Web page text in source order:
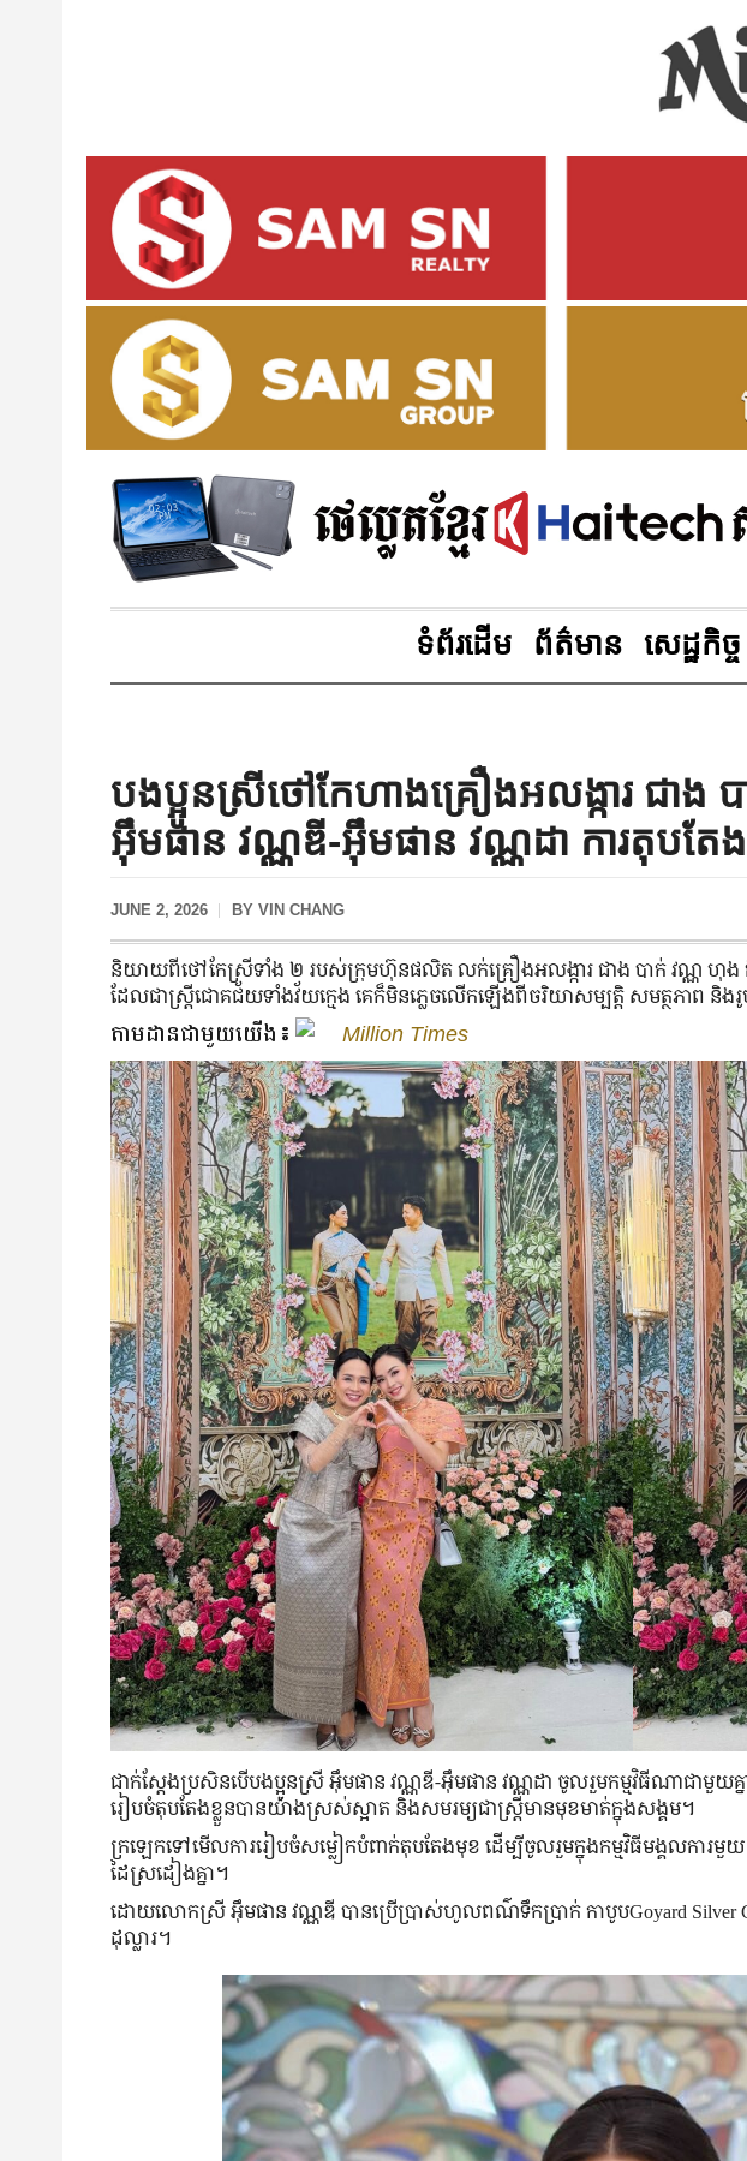
ទំព័រដើម ព័ត៌មាន សេដ្ឋកិច្ច
បងប្អូនស្រីថៅកែហាងគ្រឿងអលង្ការ ជា
អ៊ឹមផាន វណ្ណឌី-អ៊ឹមផាន វណ្ណដា ការតុបតែ
JUNE 2, 2026 BY VIN CHANG
និយាយ​ពី​ថៅកែ​ស្រី​ទាំង ២ របស់​ក្រុមហ៊ុន​ផលិត លក់​គ្រឿងអលង្ការ ជាង បាក់ វណ្ណ ហុ
ដែល​ជា​ស្ត្រី​ជោគជ័យ​ទាំង​វ័យ​ក្មេង គេ​ក៏​មិន​ភ្លេច​លើក​ឡើង​ពី​ចរិយាសម្បត្តិ សមត្ថភាព
តាមដានជាមួយយើង៖ Million Times
ជាក់ស្ដែង​ប្រសិនបើ​បងប្អូន​ស្រី អ៊ឹមផាន វណ្ណឌី-អ៊ឹមផាន វណ្ណដា ចូលរួម​កម្មវិធី​ណា​ជាមួ
រៀបចំ​តុបតែង​ខ្លួន​បាន​យ៉ាង​ស្រស់​ស្អាត និង​សមរម្យ​ជា​ស្ត្រី​មាន​មុខមាត់​ក្នុង​សង្គម។
ក្រឡេក​ទៅ​មើល​ការ​រៀបចំ​សម្លៀកបំពាក់​តុបតែង​មុខ ដើម្បី​ចូលរួម​ក្នុង​កម្មវិធី​មង្គលការ​មួ
ដៃ​ស្រដៀង​គ្នា។
ដោយ​លោកស្រី អ៊ឹមផាន វណ្ណឌី បាន​ប្រើ​ប្រាស់​ហូល​ពណ៌​ទឹកប្រាក់ កាបូបGoyard Silver
ដុល្លារ។